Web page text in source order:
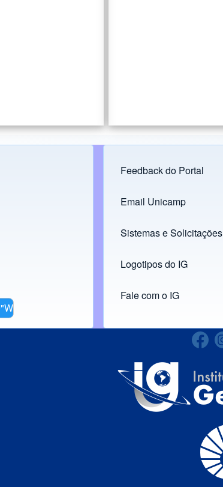
Footer menu
Feedback do Portal
Links
Email Unicamp
(opens in new tab)
Sistemas e Solicitações
(opens in new tab)
Logotipos do IG
(opens in new tab)
Fale com o IG